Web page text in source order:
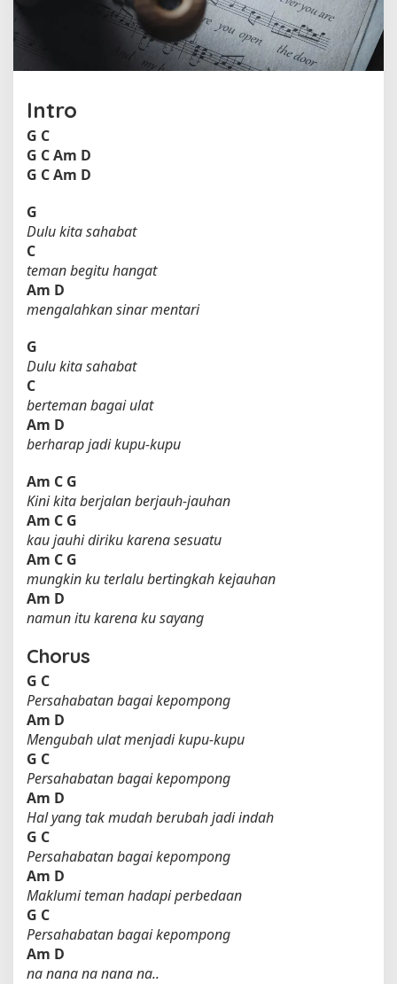
e
h
Intro
G C
G CAm D
G CAm D
G
Dulu kita sahabat
C
teman begitu hangat
Am D
mengalahkan sinar mentari
G
Dulu kita sahabat
C
berteman bagai ulat
Am D
berharap jadi kupu-kupu
Am C G
Kini kita berjalan berjauh-jauhan
Am C G
kau jauhi diriku karena sesuatu
Am C G
mungkin ku terlalu bertingkah kejauhan
Am D
namun itu karena ku sayang
Chorus
G C
Persahabatan bagai kepompong
Am D
Mengubah ulat menjadi kupu-kupu
G C
Persahabatan bagai kepompong
Am D
Hal yang tak mudah berubah jadi indah
G C
Persahabatan bagai kepompong
Am D
Maklumi teman hadapi perbedaan
G C
Persahabatan bagai kepompong
Am D
na nana na nana na..